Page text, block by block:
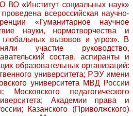
ВО «Институт социальных наук»
всероссийская научно-
«Гуманитарное научное
науки, нормотворчества и
глобальных вызовов и угроз». В
участие руководство,
состав, аспиранты и
образовательных организаций:
университета; РЭУ имени
университета МВД России
педагогического
Академии права и
Казанского (Приволжского)